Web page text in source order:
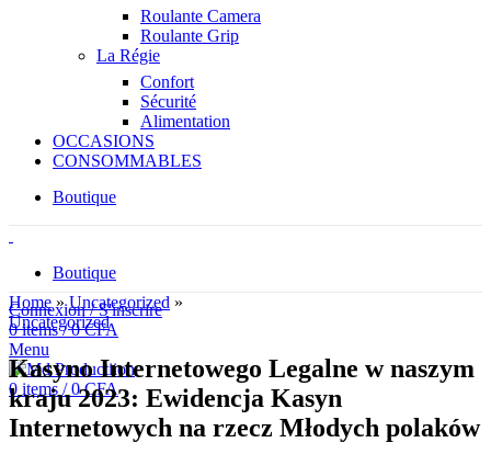
Roulante Camera
Roulante Grip
La Régie
Confort
Sécurité
Alimentation
OCCASIONS
CONSOMMABLES
Boutique
Boutique
Connexion / S'inscrire
0items / 0CFA
Menu
0 items / 0CFA
Home »Uncategorized »
Uncategorized
Kasyno Internetowego Legalne w naszym
kraju 2023: Ewidencja Kasyn
Internetowych na rzecz Młodych polaków